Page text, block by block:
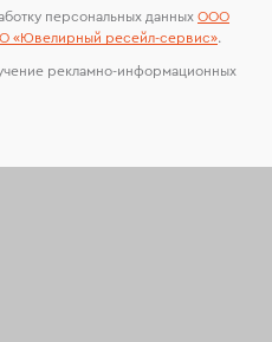
персональных данных ООО
«Ювелирный ресейл-сервиc».
рекламно-информационных